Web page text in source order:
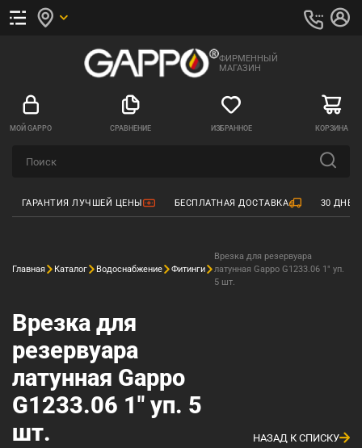
ФИРМЕННЫЙ
МАГАЗИН
МОЙ GAPPO СРАВНЕНИЕ ИЗБРАННОЕ КОРЗИНА
ГАРАНТИЯ ЛУЧШЕЙ ЦЕНЫ БЕСПЛАТНАЯ ДОСТАВКА 30
Главная Каталог Водоснабжение Фитинги
Врезка для резервуара
латунная Gappo G1233.06 1" уп.
5 шт.
Врезка для
резервуара
латунная Gappo
G1233.06 1" уп. 5
шт.
НАЗАД К СПИСКУ